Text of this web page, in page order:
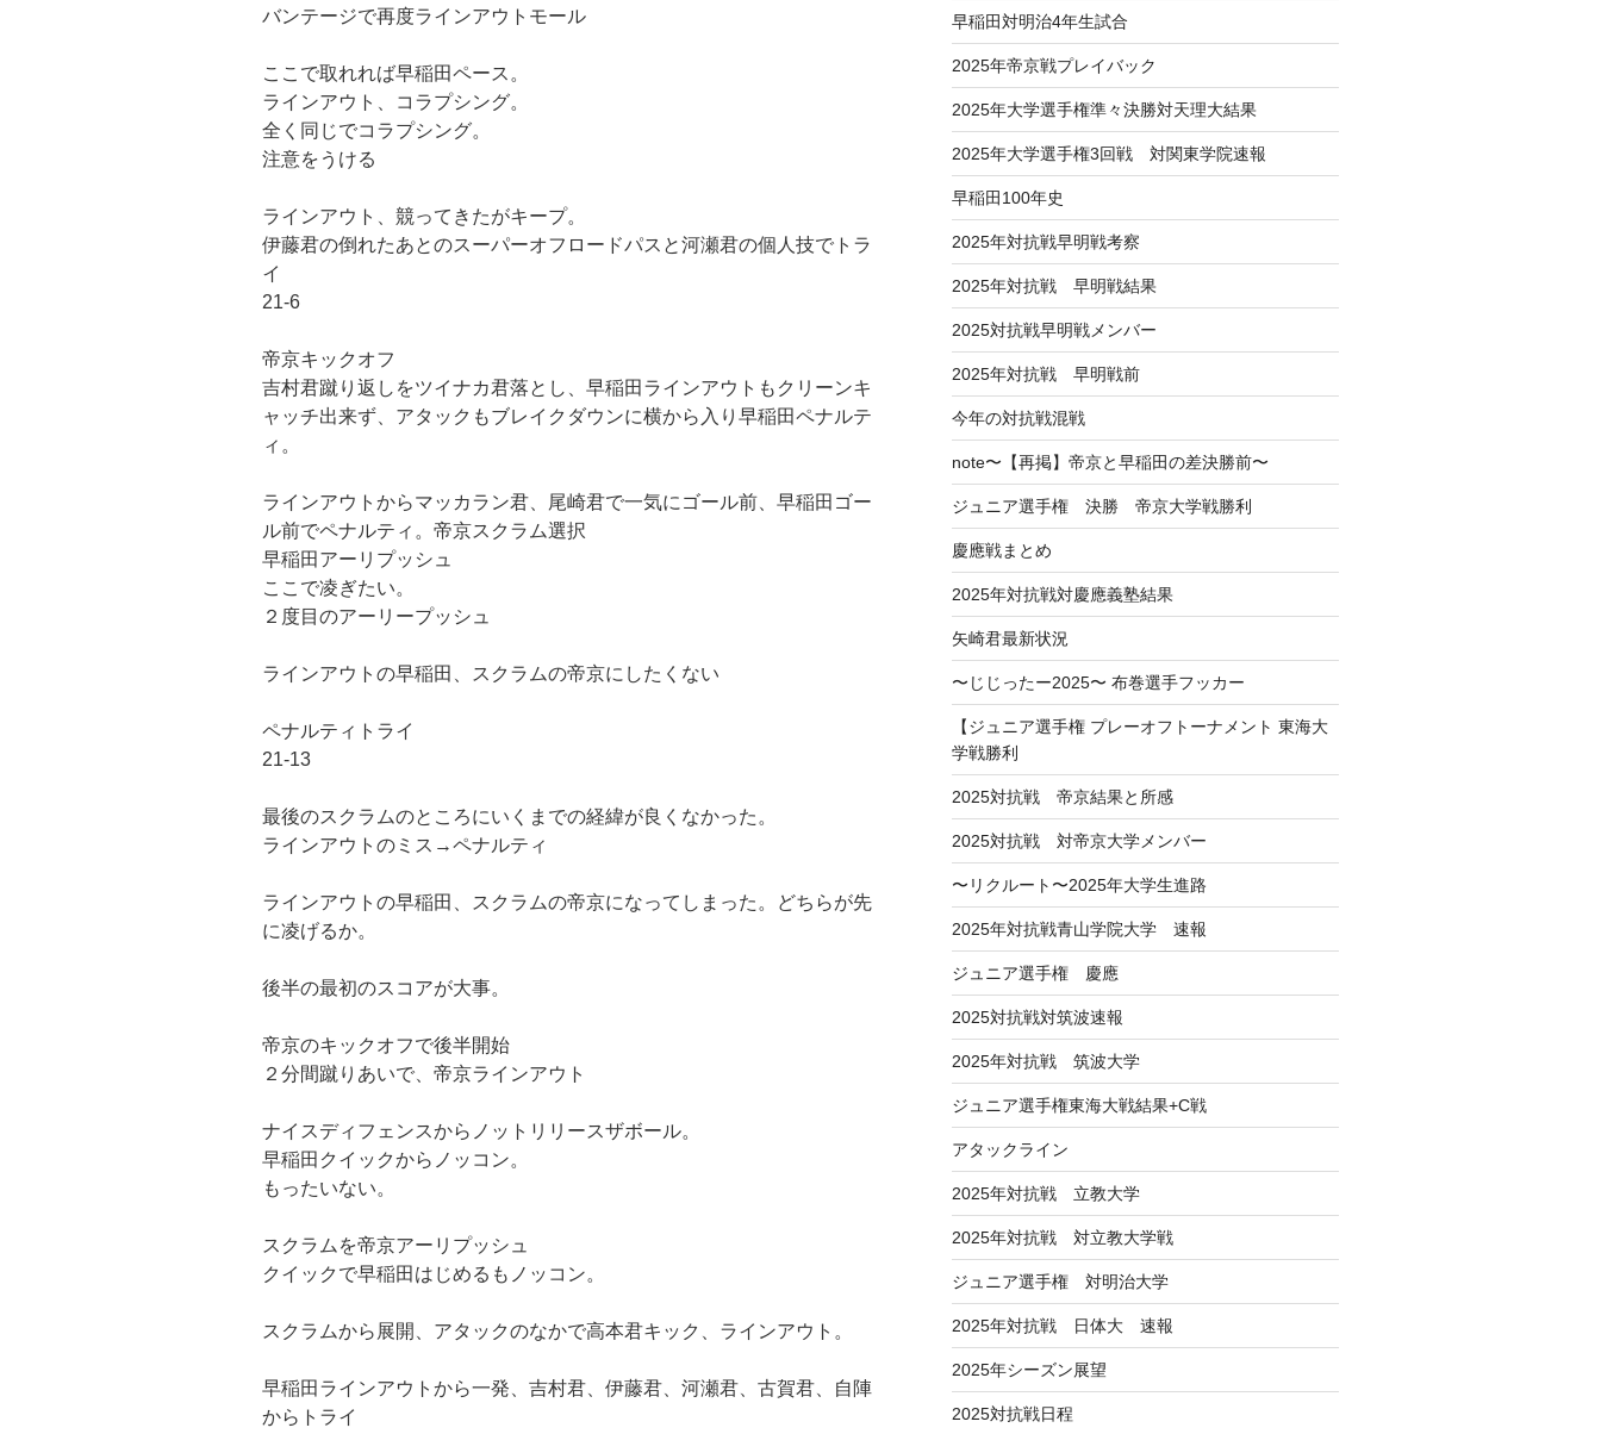
バンテージで再度ラインアウトモール
ここで取れれば早稲田ペース。
ラインアウト、コラプシング。
全く同じでコラプシング。
注意をうける
ラインアウト、競ってきたがキープ。
伊藤君の倒れたあとのスーパーオフロードパスと河瀬君の個人技でトラ
イ
21-6
帝京キックオフ
吉村君蹴り返しをツイナカ君落とし、早稲田ラインアウトもクリーンキ
ャッチ出来ず、アタックもブレイクダウンに横から入り早稲田ペナルテ
ィ。
ラインアウトからマッカラン君、尾崎君で一気にゴール前、早稲田ゴー
ル前でペナルティ。帝京スクラム選択
早稲田アーリプッシュ
ここで凌ぎたい。
２度目のアーリープッシュ
ラインアウトの早稲田、スクラムの帝京にしたくない
ペナルティトライ
21-13
最後のスクラムのところにいくまでの経緯が良くなかった。
ラインアウトのミス→ペナルティ
ラインアウトの早稲田、スクラムの帝京になってしまった。どちらが先
に凌げるか。
後半の最初のスコアが大事。
帝京のキックオフで後半開始
２分間蹴りあいで、帝京ラインアウト
ナイスディフェンスからノットリリースザボール。
早稲田クイックからノッコン。
もったいない。
スクラムを帝京アーリプッシュ
クイックで早稲田はじめるもノッコン。
スクラムから展開、アタックのなかで高本君キック、ラインアウト。
早稲田ラインアウトから一発、吉村君、伊藤君、河瀬君、古賀君、自陣
からトライ
早稲田対明治4年生試合
2025年帝京戦プレイバック
2025年大学選手権準々決勝対天理大結果
2025年大学選手権3回戦 対関東学院速報
早稲田100年史
2025年対抗戦早明戦考察
2025年対抗戦 早明戦結果
2025対抗戦早明戦メンバー
2025年対抗戦 早明戦前
今年の対抗戦混戦
note〜【再掲】帝京と早稲田の差決勝前〜
ジュニア選手権 決勝 帝京大学戦勝利
慶應戦まとめ
2025年対抗戦対慶應義塾結果
矢崎君最新状況
〜じじったー2025〜 布巻選手フッカー
【ジュニア選手権 プレーオフトーナメント 東海大
学戦勝利
2025対抗戦 帝京結果と所感
2025対抗戦 対帝京大学メンバー
〜リクルート〜2025年大学生進路
2025年対抗戦青山学院大学 速報
ジュニア選手権 慶應
2025対抗戦対筑波速報
2025年対抗戦 筑波大学
ジュニア選手権東海大戦結果+C戦
アタックライン
2025年対抗戦 立教大学
2025年対抗戦 対立教大学戦
ジュニア選手権 対明治大学
2025年対抗戦 日体大 速報
2025年シーズン展望
2025対抗戦日程